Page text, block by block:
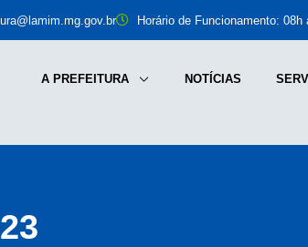
Horário de Funcionamento: 08h
A PREFEITURA NOTÍCIAS